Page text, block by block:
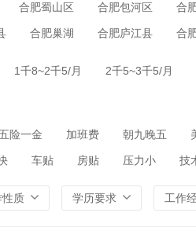
合肥蜀山区 合肥包河区 合
合肥巢湖 合肥庐江县 合
1千8~2千5/月 2千5~3千5/月
五险一金 加班费 朝九晚五
车贴 房贴 压力小 技
性质 学历要求 工作